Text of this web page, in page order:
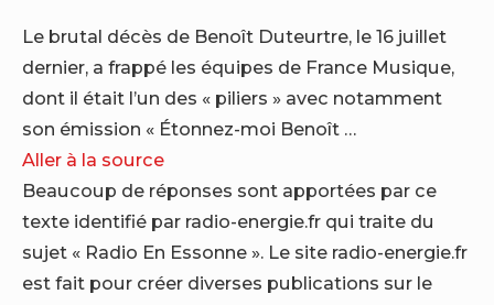
Le brutal décès de Benoît Duteurtre, le 16 juillet
dernier, a frappé les équipes de France Musique,
dont il était l’un des « piliers » avec notamment
son émission « Étonnez-moi Benoît …
Aller à la source
Beaucoup de réponses sont apportées par ce
texte identifié par radio-energie.fr qui traite du
sujet « Radio En Essonne ». Le site radio-energie.fr
est fait pour créer diverses publications sur le